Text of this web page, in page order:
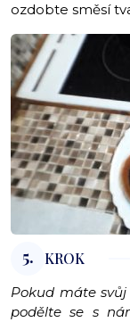
ozdobte směsí
5. KROK
Pokud máte
podělte se s